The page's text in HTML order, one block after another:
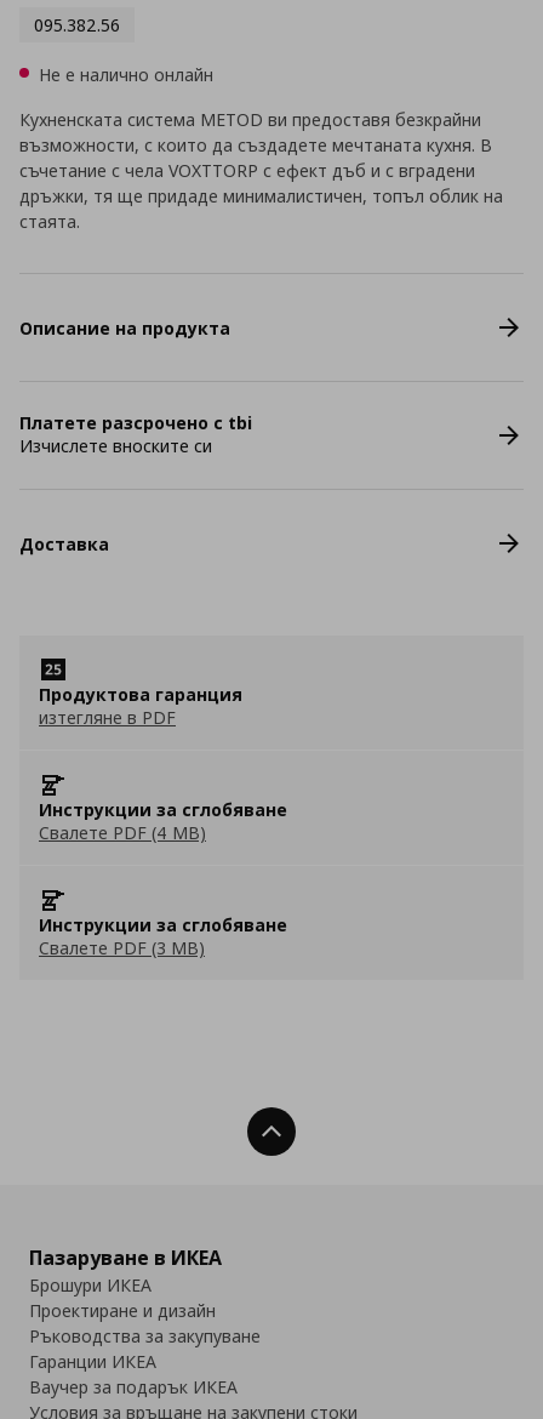
095.382.56
Не е налично онлайн
Кухненската система METOD ви предоставя безкрайни
възможности, с които да създадете мечтаната кухня. В
съчетание с чела VOXTTORP с ефект дъб и с вградени
дръжки, тя ще придаде минималистичен, топъл облик на
стаята.
Описание на продукта
Платете разсрочено с tbi
Изчислете вноските си
Доставка
Продуктова гаранция
изтегляне в PDF
Инструкции за сглобяване
Свалете PDF (4 MB)
Инструкции за сглобяване
Свалете PDF (3 MB)
Нагоре
Пазаруване в ИКЕА
Брошури ИКЕА
Проектиране и дизайн
Ръководства за закупуване
Гаранции ИКЕА
Ваучер за подарък ИКЕА
Условия за връщане на закупени стоки